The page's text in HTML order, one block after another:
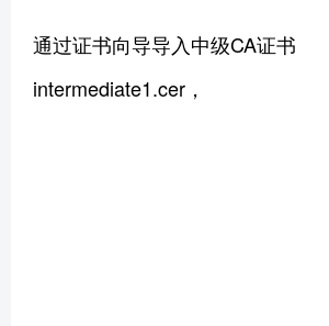
通过证书向导导入中级CA证书
intermediate1.cer，